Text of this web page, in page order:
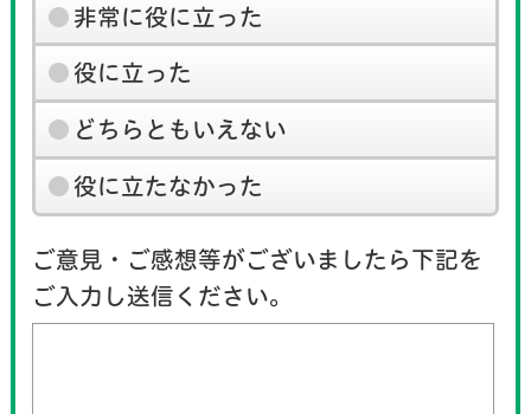
非常に役に立った
役に立った
どちらともいえない
役に立たなかった
ご意見・ご感想等がございましたら下記を
ご入力し送信ください。